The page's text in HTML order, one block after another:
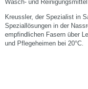
Wasch- und
Kreussler, der Spezialist in
Speziallösungen in der
empfindlichen Fasern über
und Pflegeheimen bei 20°C.